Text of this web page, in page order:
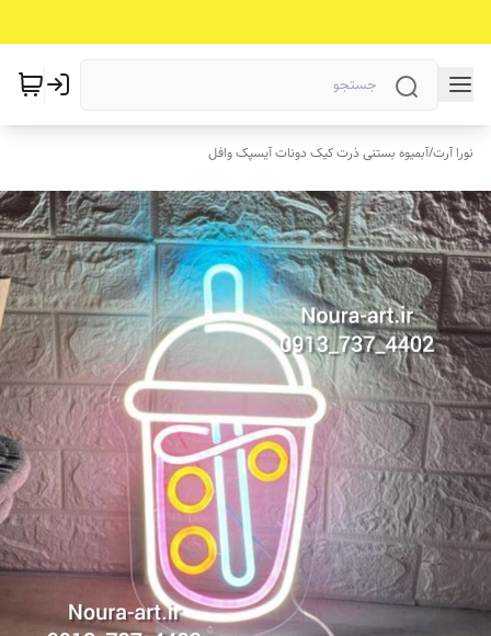
نورا آرت/آبمیوه بستنی ذرت کیک دونات آیسپک وافل